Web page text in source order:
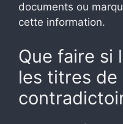
documents ou
cette information.
Que faire si
les titres